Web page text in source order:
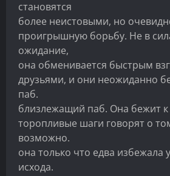
становятся
более неистовыми, но
проигрышную борьбу. Не в
ожидание,
она обменивается быстрым
друзьями, и они неожиданно
паб.
близлежащий паб. Она бежит к
торопливые шаги говорят о
возможно.
она только что едва избежала
исхода.